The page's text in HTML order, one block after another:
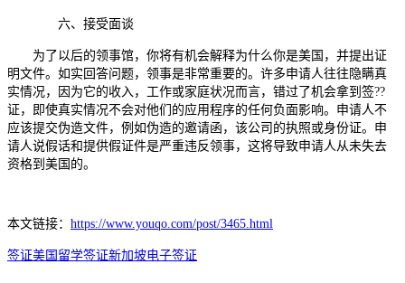
六、接受面谈
为了以后的领事馆，你将有机会解释为什么你是美国，并提出证
明文件。如实回答问题，领事是非常重要的。许多申请人往往隐瞒真
实情况，因为它的收入，工作或家庭状况而言，错过了机会拿到签??
证，即使真实情况不会对他们的应用程序的任何负面影响。申请人不
应该提交伪造文件，例如伪造的邀请函，该公司的执照或身份证。申
请人说假话和提供假证件是严重违反领事，这将导致申请人从未失去
资格到美国的。
本文链接： https://www.youqo.com/post/3465.html
签证美国留学签证新加坡电子签证